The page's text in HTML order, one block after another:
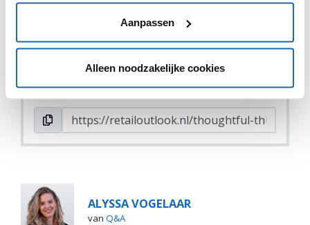
Aanpassen
Alleen noodzakelijke cookies
VIND IK LEUK VIND IK LEUK
DEEL DIT IN JOUW NETWERK
ALYSSA VOGELAAR
van Q&A